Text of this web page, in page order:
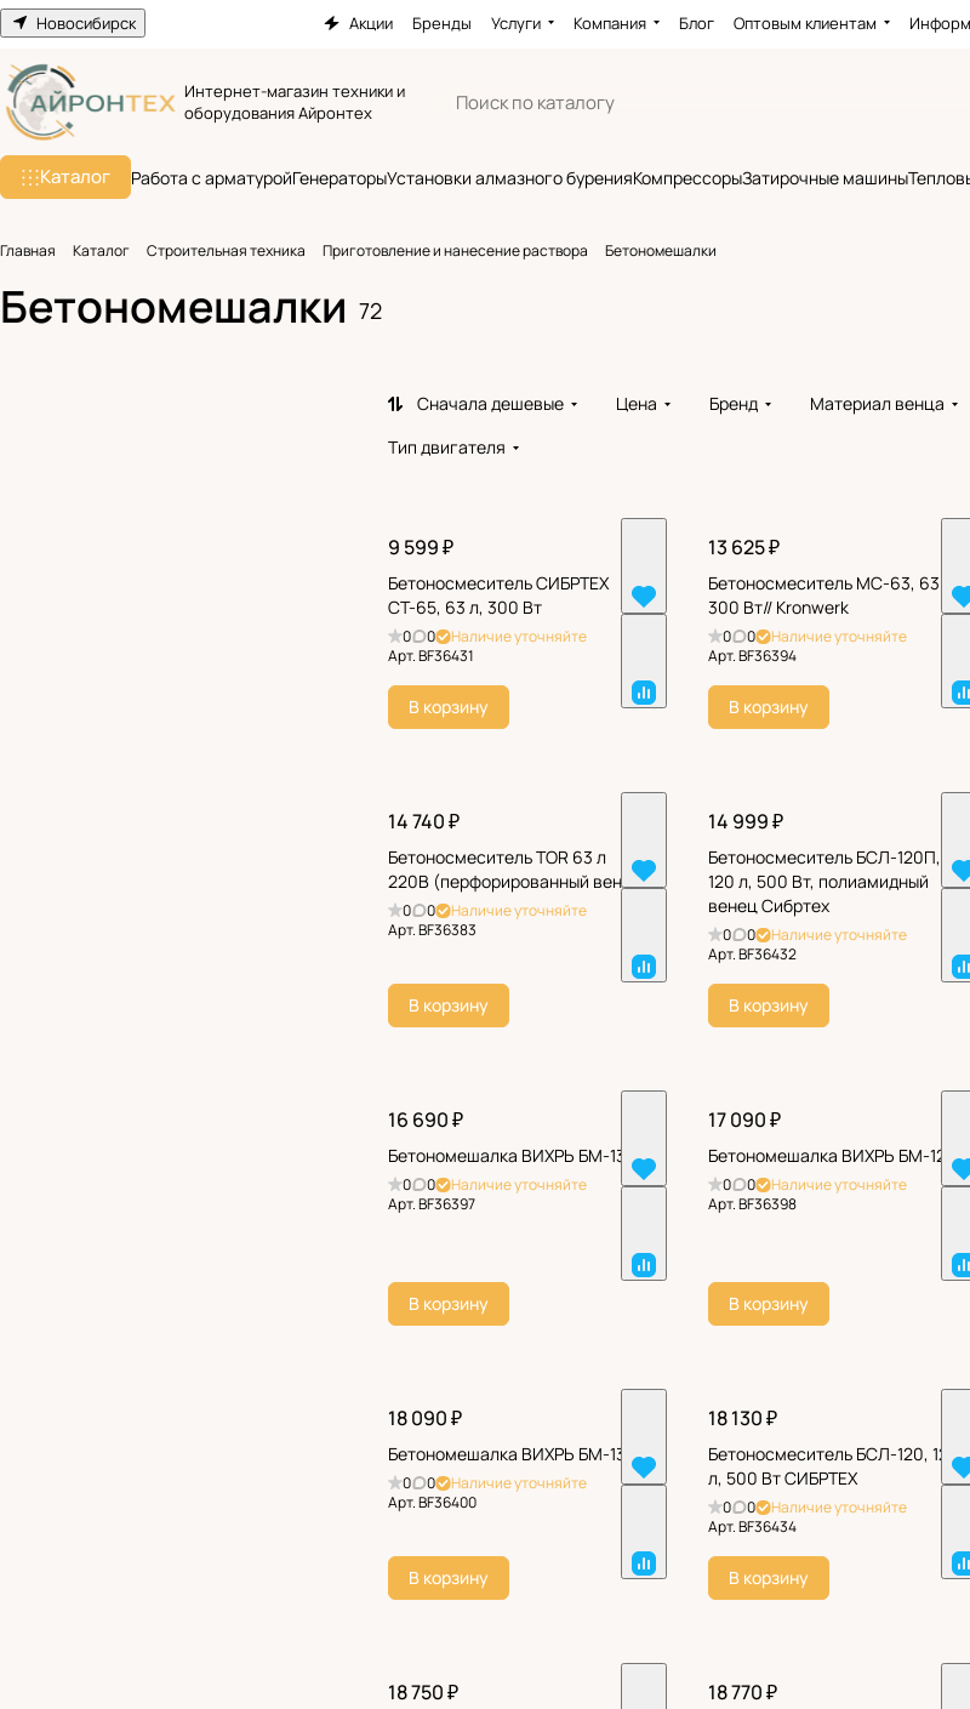
Новосибирск Акции Бренды Услуги Компания Блог Оптовым клиентам
Интернет-магазин техники и
оборудования Айронтех
Каталог Работа с арматуройГенераторыУстановки алмазного буренияКомпрессорыЗатирочные машины
Главная Каталог Строительная техника Приготовление и нанесение раствора Бетономешалки
Бетономешалки 72
Сначала дешевые Цена Бренд Материал венца
Тип двигателя
9 599 ₽
Бетоносмеситель СИБРТЕХ
СТ-65, 63 л, 300 Вт
0 0
Наличие уточняйте
Арт.BF36431
В корзину
13 625 ₽
Бетоносмеситель МС-63, 63 л,
300 Вт// Kronwerk
0 0
Наличие уточняйте
Арт.BF36394
В корзину
14 740 ₽
Бетоносмеситель TOR 63 л
220В (перфорированный венец)
0 0
Наличие уточняйте
Арт.BF36383
В корзину
14 999 ₽
Бетоносмеситель БСЛ-120П,
120 л, 500 Вт, полиамидный
венец Сибртех
0 0
Наличие уточняйте
Арт.BF36432
В корзину
16 690 ₽
Бетономешалка ВИХРЬ БМ-130П
0 0
Наличие уточняйте
Арт.BF36397
В корзину
17 090 ₽
Бетономешалка ВИХРЬ БМ-120
0 0
Наличие уточняйте
Арт.BF36398
В корзину
18 090 ₽
Бетономешалка ВИХРЬ БМ-130
0 0
Наличие уточняйте
Арт.BF36400
В корзину
18 130 ₽
Бетоносмеситель БСЛ-120, 120
л, 500 Вт СИБРТЕХ
0 0
Наличие уточняйте
Арт.BF36434
В корзину
18 750 ₽ 18 770 ₽